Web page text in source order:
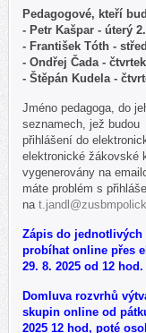
Pedagogové, kteří
- Petr Kašpar - úterý
- František Tóth -
- Ondřej Čada -
- Štěpán Kudela -
Jméno pedagoga, do
seznamech, jež
přihlášení do
elektronické žákovské
vygenerovány na
máte problém s
na
Zápis do jednotlivých
probíhat online přes
29. 8. 2025 od 12
Domluva rozvrhů
skupin online od
2025 12 hod, poté